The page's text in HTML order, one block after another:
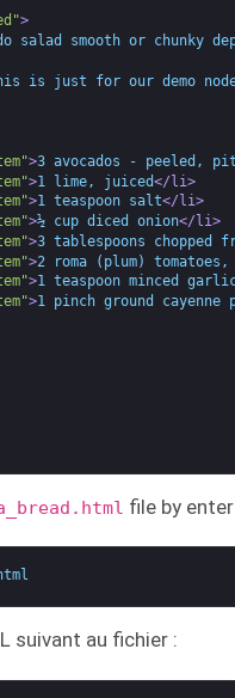
>
salad smooth or chunky
is just for our demo
>3 avocados - peeled,
>1 lime, juiced</li>
>1 teaspoon salt</li>
>½ cup diced onion</li>
>3 tablespoons chopped
>2 roma (plum) tomatoes,
>1 teaspoon minced
>1 pinch ground cayenne
file by
suivant au fichier :